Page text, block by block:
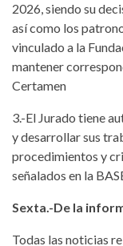
2026, siendo su
así como los
vinculado a la
mantener
Certamen
3.-El Jurado tiene
y desarrollar sus
procedimientos y
señalados en la
Sexta.-De la
Todas las noticias